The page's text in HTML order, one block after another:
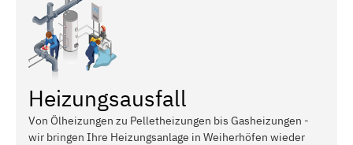
Heizungsausfall
Von Ölheizungen zu Pelletheizungen bis Gasheizungen -
wir bringen Ihre Heizungsanlage in Weiherhöfen wieder